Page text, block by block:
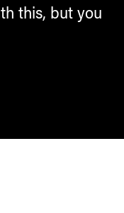
this, but you